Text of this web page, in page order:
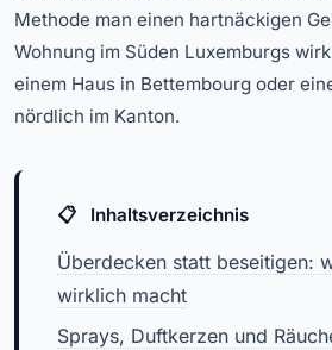
Methode man einen hartnäckigen
Wohnung im Süden Luxemburgs
einem Haus in Bettembourg oder
nördlich im Kanton.
Inhaltsverzeichnis
Überdecken statt beseitigen:
wirklich macht
Sprays, Duftkerzen und